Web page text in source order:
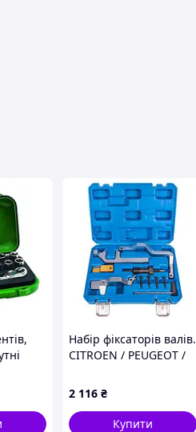
Набір фіксаторів валів.
CITROEN / PEUGEOT /
2 116 ₴
Купити